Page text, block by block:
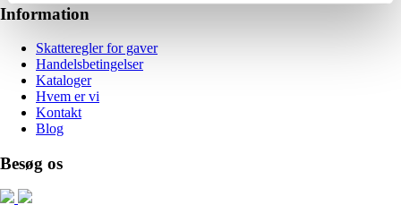
Information
Skatteregler for gaver
Handelsbetingelser
Kataloger
Hvem er vi
Kontakt
Blog
Besøg os